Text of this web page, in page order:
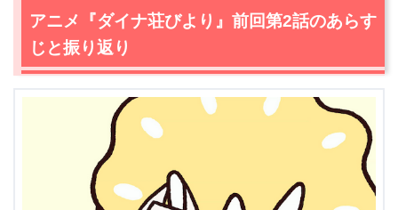
【ネタバレ】アニメ『ダイナ荘びより』第3話あらす
じ・感想
2.1 ティラノサウルス＆ステノニコサウルスが合コンへ！
アニメ『ダイナ荘びより』第3話あらすじ・ネタバレ感
アニメ『ダイナ荘びより』前回第2話のあらす
じと振り返り